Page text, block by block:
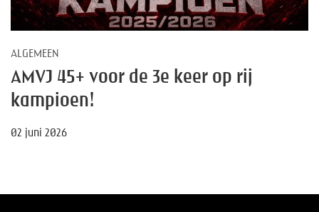
ALGEMEEN
AMVJ 45+ voor de 3e keer op rij
kampioen!
02 juni 2026